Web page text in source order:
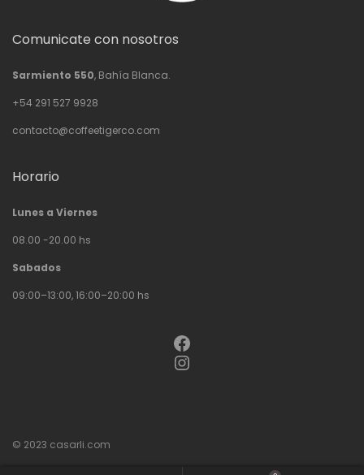
Comunicate con nosotros
Sarmiento 550, Bahía Blanca.
+54 291 527 9928
contacto@coffeetigerco.com
Horario
Lunes a Viernes
08.00 -20.00 hs
Sabados
09:00–13:00, 16:00–20:00 hs
Facebook
Instagram
© 2023 casarli.com